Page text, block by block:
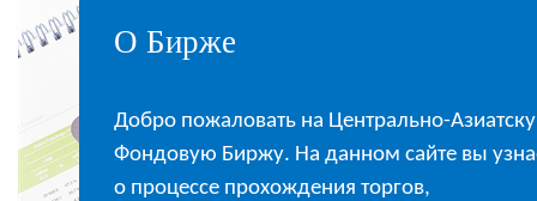
О Бирже
Добро пожаловать на Центрально-
Фондовую Биржу. На данном сайте вы
о процессе прохождения торгов,